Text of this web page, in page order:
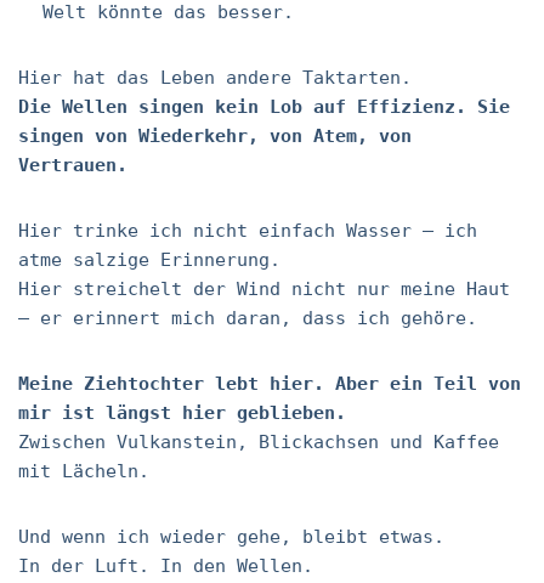
Welt könnte das besser.
Hier hat das Leben andere Taktarten.
Die Wellen singen kein Lob auf Effizienz. Sie
singen von Wiederkehr, von Atem, von
Vertrauen.
Hier trinke ich nicht einfach Wasser – ich
atme salzige Erinnerung.
Hier streichelt der Wind nicht nur meine Haut
– er erinnert mich daran, dass ich gehöre.
Meine Ziehtochter lebt hier. Aber ein Teil von
mir ist längst hier geblieben.
Zwischen Vulkanstein, Blickachsen und Kaffee
mit Lächeln.
Und wenn ich wieder gehe, bleibt etwas.
In der Luft. In den Wellen.